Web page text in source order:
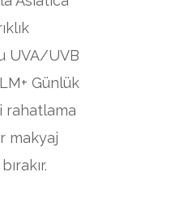
UVA/UVB
Günlük
rahatlama
makyaj